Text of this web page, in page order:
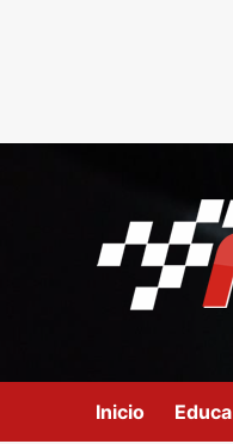
Inicio Educa